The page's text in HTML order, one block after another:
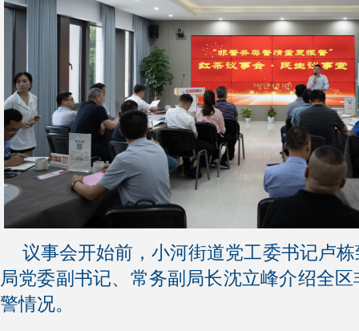
议事会开始前，小河街道党工委书记卢
局党委副书记、常务副局长沈立峰介绍全
警情况。